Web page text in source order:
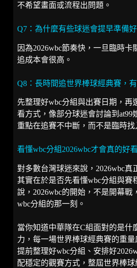
不希望畫面或流程出問題。
Q7：為什麼有些球迷會提早準備
因為2026wbc節奏快，一旦臨時卡
追成本會很高。
Q8：長時間追世界棒球經典賽，
先整理好wbc分組與出賽日期，再
看方式，像部分球迷會討論到at99
重點在追賽不中斷，而不是臨時找
看懂wbc分組2026wbc才會真的好看
對多數台灣球迷來說，2026wbc真
其實在於是否先看懂wbc分組與賽
說，2026wbc的開始，不是開幕戰
wbc分組的那一刻。
當你知道中華隊在C組面對的是什
力，每一場世界棒球經典賽的重量
提前整理好wbc分組、安排好
配穩定的觀賽方式，整屆世界棒